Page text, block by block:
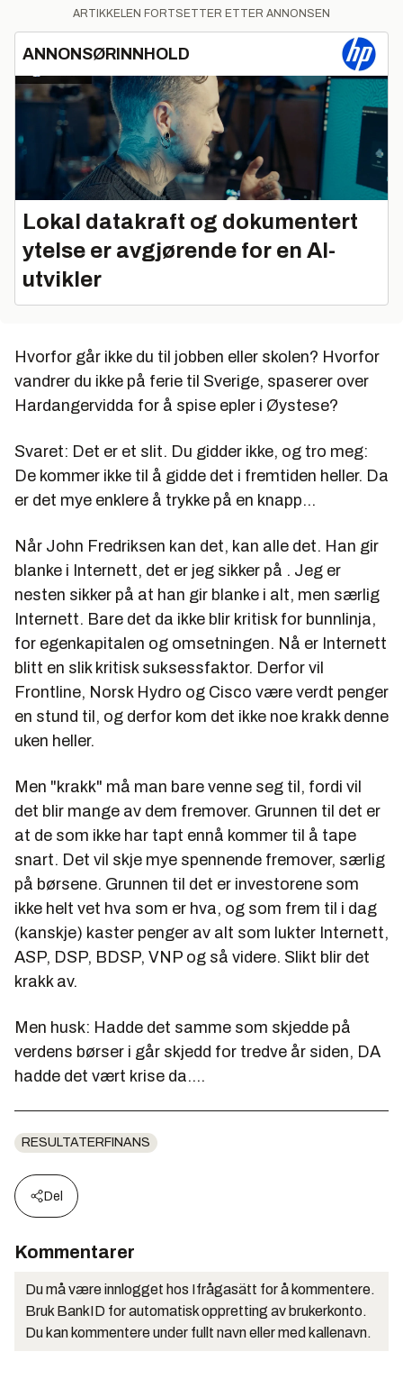
ARTIKKELEN FORTSETTER ETTER ANNONSEN
ANNONSØRINNHOLD
Lokal datakraft og dokumentert
ytelse er avgjørende for en AI-
utvikler
Hvorfor går ikke du til jobben eller skolen? Hvorfor
vandrer du ikke på ferie til Sverige, spaserer over
Hardangervidda for å spise epler i Øystese?
Svaret: Det er et slit. Du gidder ikke, og tro meg:
De kommer ikke til å gidde det i fremtiden heller. Da
er det mye enklere å trykke på en knapp...
Når John Fredriksen kan det, kan alle det. Han gir
blanke i Internett, det er jeg sikker på . Jeg er
nesten sikker på at han gir blanke i alt, men særlig
Internett. Bare det da ikke blir kritisk for bunnlinja,
for egenkapitalen og omsetningen. Nå er Internett
blitt en slik kritisk suksessfaktor. Derfor vil
Frontline, Norsk Hydro og Cisco være verdt penger
en stund til, og derfor kom det ikke noe krakk denne
uken heller.
Men "krakk" må man bare venne seg til, fordi vil
det blir mange av dem fremover. Grunnen til det er
at de som ikke har tapt ennå kommer til å tape
snart. Det vil skje mye spennende fremover, særlig
på børsene. Grunnen til det er investorene som
ikke helt vet hva som er hva, og som frem til i dag
(kanskje) kaster penger av alt som lukter Internett,
ASP, DSP, BDSP, VNP og så videre. Slikt blir det
krakk av.
Men husk: Hadde det samme som skjedde på
verdens børser i går skjedd for tredve år siden, DA
hadde det vært krise da....
RESULTATERFINANS
Del
Kommentarer
Du må være innlogget hos Ifrågasätt for å kommentere.
Bruk BankID for automatisk oppretting av brukerkonto.
Du kan kommentere under fullt navn eller med kallenavn.